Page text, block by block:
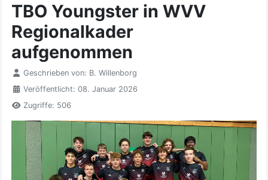
TBO Youngster in WVV
Regionalkader
aufgenommen
Geschrieben von: B. Willenborg
Veröffentlicht: 08. Januar 2026
Zugriffe: 506